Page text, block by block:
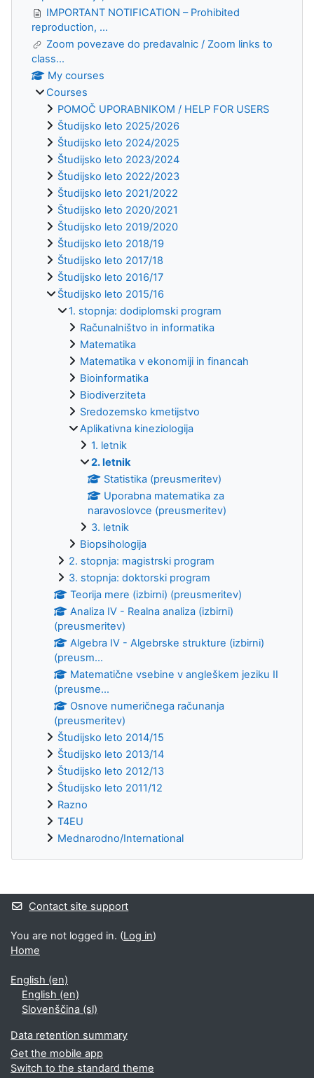
IMPORTANT NOTIFICATION – Prohibited
reproduction, ...
Zoom povezave do predavalnic / Zoom links to
class...
My courses
Courses
POMOČ UPORABNIKOM / HELP FOR USERS
Študijsko leto 2025/2026
Študijsko leto 2024/2025
Študijsko leto 2023/2024
Študijsko leto 2022/2023
Študijsko leto 2021/2022
Študijsko leto 2020/2021
Študijsko leto 2019/2020
Študijsko leto 2018/19
Študijsko leto 2017/18
Študijsko leto 2016/17
Študijsko leto 2015/16
1. stopnja: dodiplomski program
Računalništvo in informatika
Matematika
Matematika v ekonomiji in financah
Bioinformatika
Biodiverziteta
Sredozemsko kmetijstvo
Aplikativna kineziologija
1. letnik
2. letnik
Statistika (preusmeritev)
Uporabna matematika za
naravoslovce (preusmeritev)
3. letnik
Biopsihologija
2. stopnja: magistrski program
3. stopnja: doktorski program
Teorija mere (izbirni) (preusmeritev)
Analiza IV - Realna analiza (izbirni)
(preusmeritev)
Algebra IV - Algebrske strukture (izbirni)
(preusm...
Matematične vsebine v angleškem jeziku II
(preusme...
Osnove numeričnega računanja
(preusmeritev)
Študijsko leto 2014/15
Študijsko leto 2013/14
Študijsko leto 2012/13
Študijsko leto 2011/12
Razno
T4EU
Mednarodno/International
Supplementary blocks
Contact site support
You are not logged in. (Log in)
Home
English ‎(en)‎
English ‎(en)‎
Slovenščina ‎(sl)‎
Data retention summary
Get the mobile app
Switch to the standard theme